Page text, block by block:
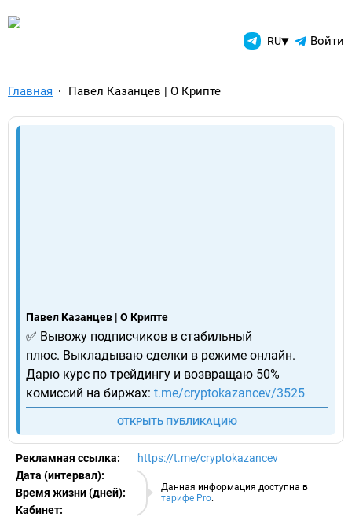
TelegramAds.com — RU▾ Войти
Главная Павел Казанцев | О Крипте
Павел Казанцев | О Крипте
✅ Вывожу подписчиков в стабильный
плюс. Выкладываю сделки в режиме онлайн.
Дарю курс по трейдингу и возвращаю 50%
комиссий на биржах: t.me/cryptokazancev/3525
ОТКРЫТЬ ПУБЛИКАЦИЮ
Рекламная ссылка: https://t.me/cryptokazancev
Данная информация доступна в
тарифе Pro.
Дата (интервал):
06.08.2026
Время жизни (дней):
Кабинет:
EURO